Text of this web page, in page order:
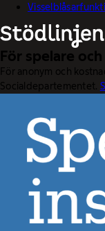
För spelare
För anonym och
Socialdepartementet.